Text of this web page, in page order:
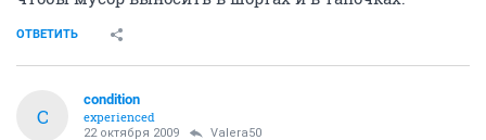
мусоропровод работал.
A
alex_from_apt351
activist